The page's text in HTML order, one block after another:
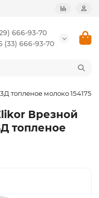
666-93-70
(33) 666-93-70
топленое молоко 154175
Врезной
топленое